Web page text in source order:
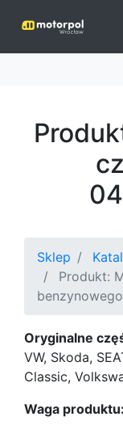
Sklep
Produkt:
Oryginalne
VW, Skoda,
Classic,
Waga produktu: